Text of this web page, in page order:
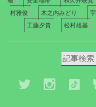
村雅俊
木之内みどり
工藤夕貴
松村雄基